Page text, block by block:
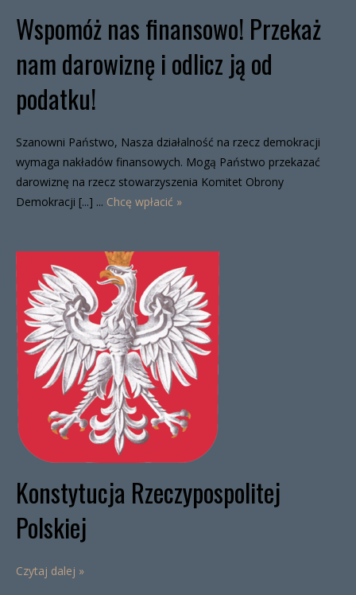
Wspomóż nas finansowo! Przekaż
nam darowiznę i odlicz ją od
podatku!
Szanowni Państwo, Nasza działalność na rzecz demokracji
wymaga nakładów finansowych. Mogą Państwo przekazać
darowiznę na rzecz stowarzyszenia Komitet Obrony
Demokracji [...] ... Chcę wpłacić »
Konstytucja Rzeczypospolitej
Polskiej
Czytaj dalej »